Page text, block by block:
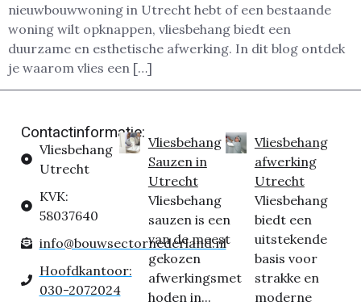
nieuwbouwwoning in Utrecht hebt of een bestaande
woning wilt opknappen, vliesbehang biedt een
duurzame en esthetische afwerking. In dit blog ontdek
je waarom vlies een […]
Contactinformatie:
Vliesbehang
Utrecht
KVK:
58037640
info@bouwsectornederland.nl
Hoofdkantoor:
030-2072024
Vliesbehang
Sauzen in
Utrecht
Vliesbehang
sauzen is een
van de meest
gekozen
afwerkingsmet
hoden in...
Vliesbehang
afwerking
Utrecht
Vliesbehang
biedt een
uitstekende
basis voor
strakke en
moderne